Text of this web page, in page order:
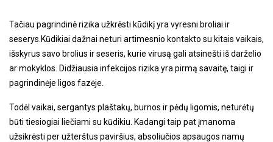
Tačiau pagrindinė rizika užkrėsti kūdikį yra vyresni broliai ir
seserys.Kūdikiai dažnai neturi artimesnio kontakto su kitais vaikais,
išskyrus savo brolius ir seseris, kurie virusą gali atsinešti iš darželio
ar mokyklos. Didžiausia infekcijos rizika yra pirmą savaitę, taigi ir
pagrindinėje ligos fazėje.
Todėl vaikai, sergantys plaštakų, burnos ir pėdų ligomis, neturėtų
būti tiesiogiai liečiami su kūdikiu. Kadangi taip pat įmanoma
užsikrėsti per užterštus paviršius, absoliučios apsaugos namų